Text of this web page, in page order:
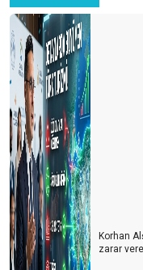
2026 için temkinli olmalı
HANGİ LİSTE DAHA
TURİZMDE HAYALLER
TURİZMCİ TEDİRGİN
2025: KİTLE TURİZMİNİN
Bir Müze Hikâyesi
MÜZE MESELESİ
TURİZMDE
BU YAZ ÇOK SICAK
Korhan
zarar